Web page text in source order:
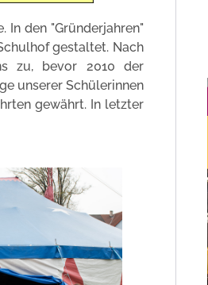
In den "Gründerjahren"
gestaltet. Nach
zu, bevor 2010 der
unserer Schülerinnen
gewährt. In letzter